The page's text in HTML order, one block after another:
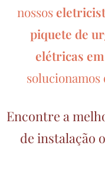
nossos
piquete de
elétricas em
solucionamos
Encontre a
de instalação